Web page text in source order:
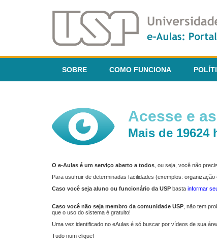
SOBRE COMO FUNCIONA
Acesse e
Mais de 19624
O e-Aulas é um serviço aberto a todos , ou seja, você não
Para usufruir de determinadas facilidades (exemplos:
Caso você seja aluno ou funcionário da USP basta informar
Caso você não seja membro da comunidade USP , não tem
que o uso do sistema é gratuito!
Uma vez identificado no eAulas é só buscar por vídeos de sua
Tudo num clique!